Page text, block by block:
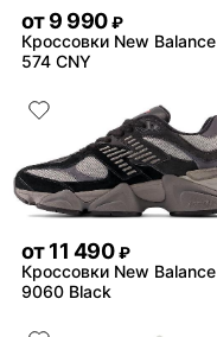
от9 990 ₽
Кроссовки New Balance
574 CNY
от11 490 ₽
Кроссовки New Balance
9060 Black